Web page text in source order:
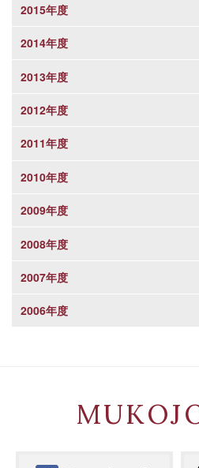
2015年度
2014年度
2013年度
2012年度
2011年度
2010年度
2009年度
2008年度
2007年度
2006年度